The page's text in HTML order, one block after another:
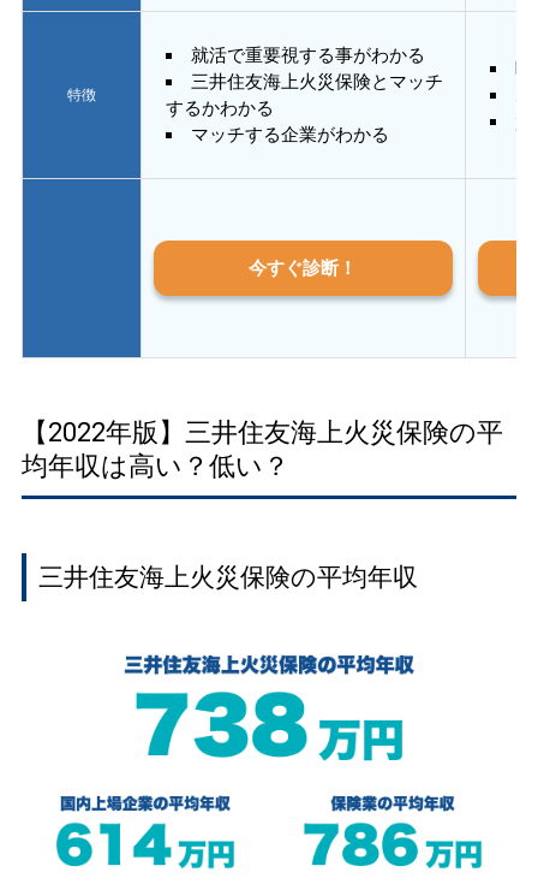
特徴
就活で重要視する事がわかる
三井住友海上火災保険とマッチ
するかわかる
マッチする企業がわかる
質
今すぐ診断！
【2022年版】三井住友海上火災保険の平
均年収は高い？低い？
三井住友海上火災保険の平均年収